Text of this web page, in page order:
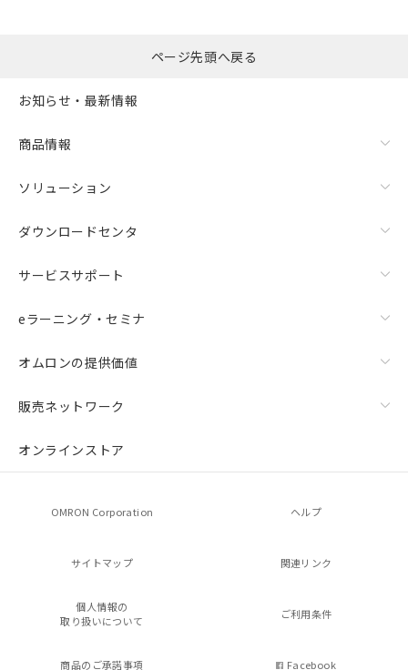
ページ先頭へ戻る
お知らせ・最新情報
商品情報
ソリューション
ダウンロードセンタ
サービスサポート
eラーニング・セミナ
オムロンの提供価値
販売ネットワーク
オンラインストア
OMRON Corporation ヘルプ
サイトマップ 関連リンク
個人情報の
取り扱いについて
ご利用条件
商品のご承諾事項 Facebook